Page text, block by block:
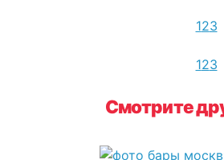
123
123
Смотрите